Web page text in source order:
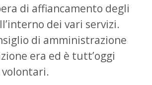
di affiancamento degli
dei vari servizi.
di amministrazione
era ed è tutt’oggi